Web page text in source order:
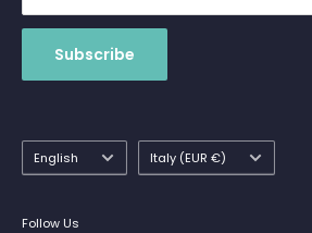
Subscribe
Language
English Country/region
Italy (EUR €)
Follow Us